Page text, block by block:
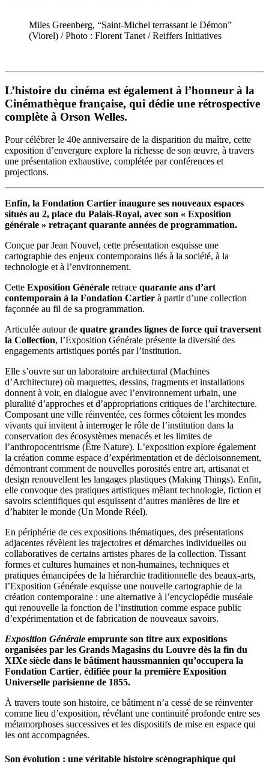
Miles Greenberg, “Saint-Michel terrassant le Démon”
(Viorel) / Photo : Florent Tanet / Reiffers Initiatives
L’histoire du cinéma est également à l’honneur à la
Cinémathèque française, qui dédie une rétrospective
complète à Orson Welles.
Pour célébrer le 40e anniversaire de la disparition du maître, cette
exposition d’envergure explore la richesse de son œuvre, à travers
une présentation exhaustive, complétée par conférences et
projections.
Enfin, la Fondation Cartier inaugure ses nouveaux espaces
situés au 2, place du Palais-Royal, avec son « Exposition
générale » retraçant quarante années de programmation.
Conçue par Jean Nouvel, cette présentation esquisse une
cartographie des enjeux contemporains liés à la société, à la
technologie et à l’environnement.
Cette Exposition Générale retrace quarante ans d’art
contemporain à la Fondation Cartier à partir d’une collection
façonnée au fil de sa programmation.
Articulée autour de quatre grandes lignes de force qui traversent
la Collection, l’Exposition Générale présente la diversité des
engagements artistiques portés par l’institution.
Elle s’ouvre sur un laboratoire architectural (Machines
d’Architecture) où maquettes, dessins, fragments et installations
donnent à voir, en dialogue avec l’environnement urbain, une
pluralité d’approches et d’appropriations critiques de l’architecture.
Composant une ville réinventée, ces formes côtoient les mondes
vivants qui invitent à interroger le rôle de l’institution dans la
conservation des écosystèmes menacés et les limites de
l’anthropocentrisme (Être Nature). L’exposition explore également
la création comme espace d’expérimentation et de décloisonnement,
démontrant comment de nouvelles porosités entre art, artisanat et
design renouvellent les langages plastiques (Making Things). Enfin,
elle convoque des pratiques artistiques mêlant technologie, fiction et
savoirs scientifiques qui esquissent d’autres manières de lire et
d’habiter le monde (Un Monde Réel).
En périphérie de ces expositions thématiques, des présentations
adjacentes révèlent les trajectoires et démarches individuelles ou
collaboratives de certains artistes phares de la collection. Tissant
formes et cultures humaines et non-humaines, techniques et
pratiques émancipées de la hiérarchie traditionnelle des beaux-arts,
l’Exposition Générale esquisse une nouvelle cartographie de la
création contemporaine : une alternative à l’encyclopédie muséale
qui renouvelle la fonction de l’institution comme espace public
d’expérimentation et de fabrication de nouveaux savoirs.
Exposition Générale emprunte son titre aux expositions
organisées par les Grands Magasins du Louvre dès la fin du
XIXe siècle dans le bâtiment haussmannien qu’occupera la
Fondation Cartier, édifiée pour la première Exposition
Universelle parisienne de 1855.
À travers toute son histoire, ce bâtiment n’a cessé de se réinventer
comme lieu d’exposition, révélant une continuité profonde entre ses
métamorphoses successives et les dispositifs de mise en espace qui
les ont accompagnées.
Son évolution : une véritable histoire scénographique qui